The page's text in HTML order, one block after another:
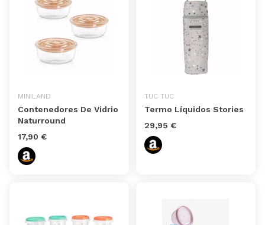
MINILAND
Contenedores De Vidrio
Naturround
17,90 €
TUC TUC
Termo Líquidos Stories
29,95 €